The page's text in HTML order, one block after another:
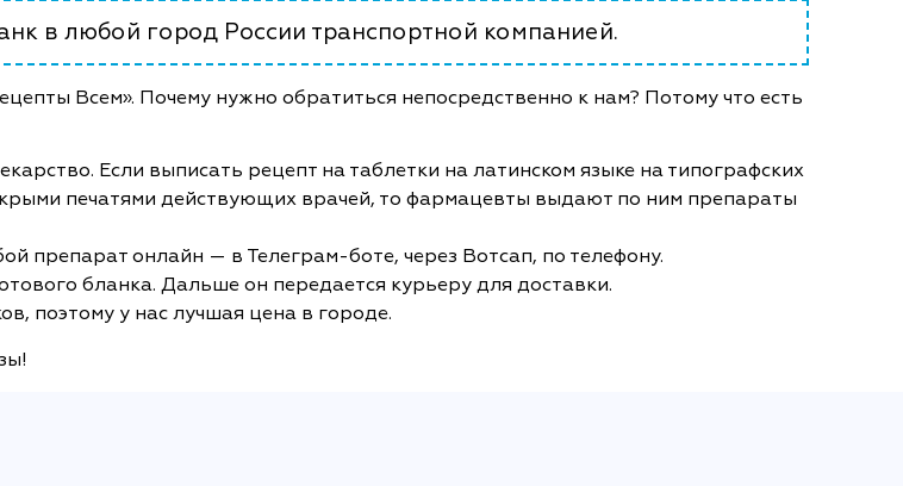
в любой город России транспортной компанией.
Всем». Почему нужно обратиться непосредственно к нам? Потому что есть
Если выписать рецепт на таблетки на латинском языке на типографских
печатями действующих врачей, то фармацевты выдают по ним препараты
препарат онлайн — в Телеграм-боте, через Вотсап, по телефону.
бланка. Дальше он передается курьеру для доставки.
поэтому у нас лучшая цена в городе.